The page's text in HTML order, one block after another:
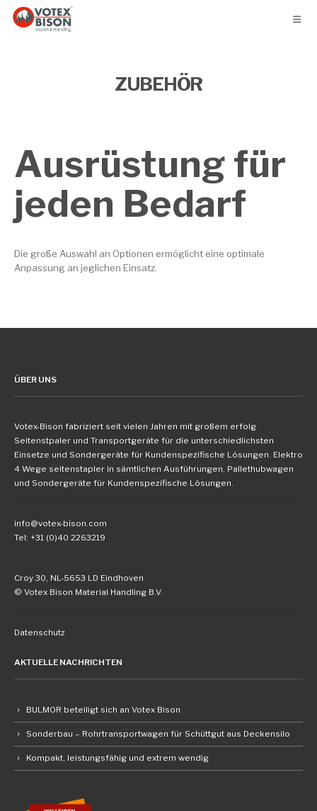
ZUBEHÖR
Ausrüstung für
jeden Bedarf
Die große Auswahl an Optionen ermöglicht eine optimale
Anpassung an jeglichen Einsatz.
ÜBER UNS
Votex-Bison fabriziert seit vielen Jahren mit großem erfolg
Seitenstpaler und Transportgeräte für die unterschiedlichsten
Einsetze und Sondergeräte für Kundenspezifische Lösungen. Elektro
4 Wege seitenstapler in sämtlichen Ausführungen, Pallethubwagen
und Sondergeräte für Kundenspezifische Lösungen.
info@votex-bison.com
Tel: +31 (0)40 2263219
Croy 30, NL-5653 LD Eindhoven
© Votex Bison Material Handling B.V.
Datenschutz
AKTUELLE NACHRICHTEN
BULMOR beteiligt sich an Votex Bison
Sonderbau – Rohrtransportwagen für Schüttgut aus Deckensilo
Kompakt, leistungsfähig und extrem wendig